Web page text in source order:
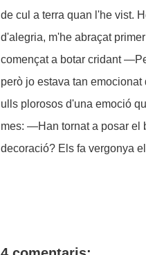
de cul a terra quan l'he vist.
d'alegria, m'he abraçat
començat a botar cridant
però jo estava tan
ulls plorosos d'una emoció
mes: —Han tornat a posar el
decoració? Els fa vergonya